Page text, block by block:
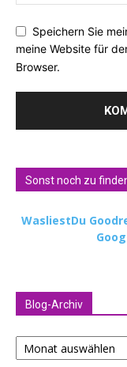
Speichern Sie
meine Website für
Browser.
Sonst noch zu
WasliestDu
Blog-Archiv
Blog-
Archiv